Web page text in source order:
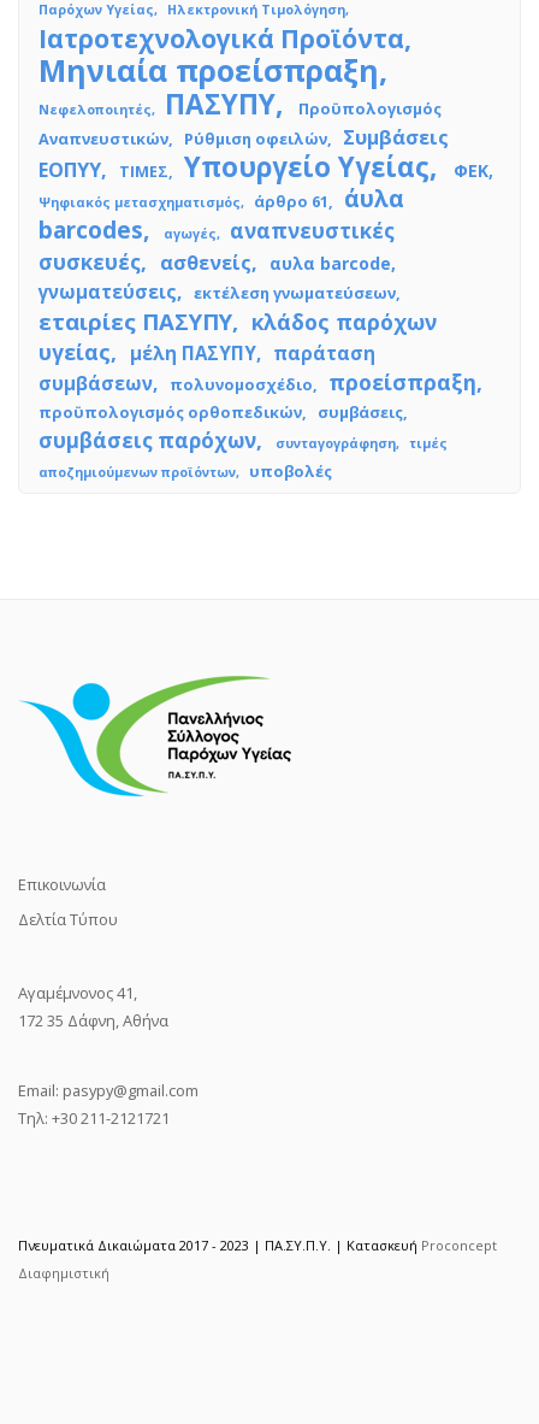
Παρόχων Υγείας
Ηλεκτρονική Τιμολόγηση
Ιατροτεχνολογικά Προϊόντα
Μηνιαία προείσπραξη
Νεφελοποιητές ΠΑΣΥΠΥ
Προϋπολογισμός
Αναπνευστικών
Ρύθμιση οφειλών
Συμβάσεις
ΕΟΠΥΥ
ΤΙΜΕΣ Υπουργείο Υγείας ΦΕΚ
Ψηφιακός μετασχηματισμός άρθρο 61
άυλα
barcodes
αγωγές
αναπνευστικές
συσκευές
ασθενείς αυλα barcode
γνωματεύσεις εκτέλεση γνωματεύσεων
εταιρίες ΠΑΣΥΠΥ
κλάδος παρόχων
υγείας
μέλη ΠΑΣΥΠΥ
παράταση
συμβάσεων
πολυνομοσχέδιο προείσπραξη
προϋπολογισμός ορθοπεδικών συμβάσεις
συμβάσεις παρόχων συνταγογράφηση
τιμές
αποζημιούμενων προϊόντων
υποβολές
Επικοινωνία
Δελτία Τύπου
Αγαμέμνονος 41,
172 35 Δάφνη, Αθήνα
Email: pasypy@gmail.com
Τηλ: +30 211-2121721
Πνευματικά Δικαιώματα 2017 - 2023 | ΠΑ.ΣΥ.Π.Υ. | Κατασκευή Proconcept
Διαφημιστική